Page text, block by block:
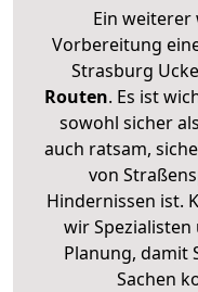
Ein
Vorbereitung
Strasburg
Routen. Es ist
sowohl sicher
auch ratsam,
von
Hindernissen ist.
wir
Planung, damit
Sachen